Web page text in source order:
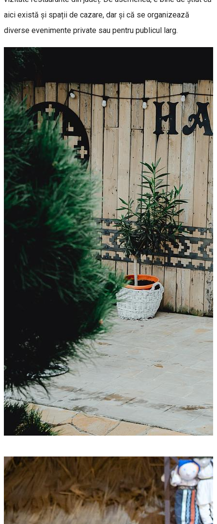
aici există și spații de cazare, dar și că se organizează
diverse evenimente private sau pentru publicul larg.